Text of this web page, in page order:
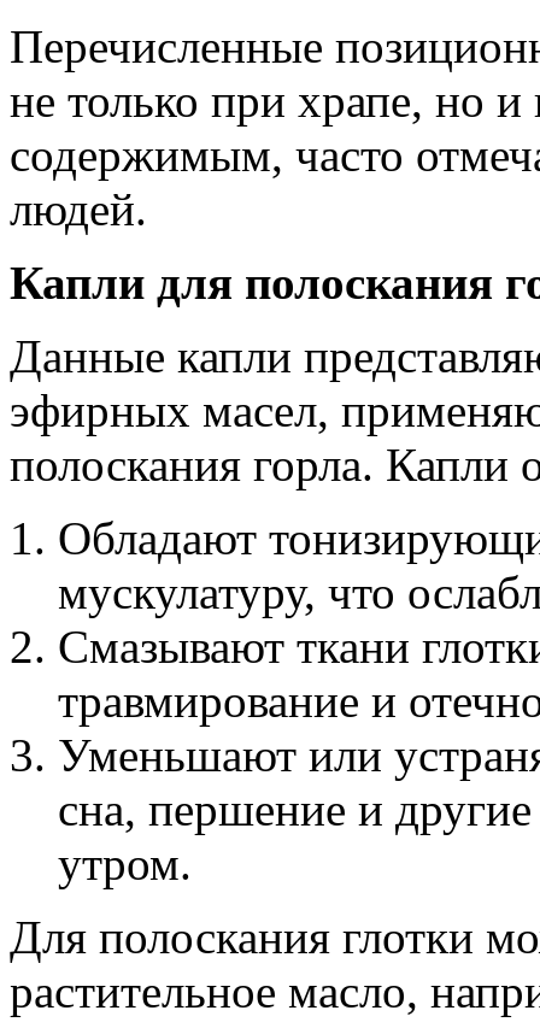
Перечисленные
не только при храпе, но
содержимым, часто
людей.
Капли для полоскания
Данные капли
эфирных масел,
полоскания горла.
Обладают
мускулатуру, что
Смазывают ткани
травмирование и
Уменьшают или
сна, першение и
утром.
Для полоскания глотки
растительное масло,